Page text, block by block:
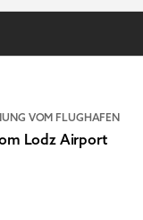
VOM FLUGHAFEN
Lodz Airport